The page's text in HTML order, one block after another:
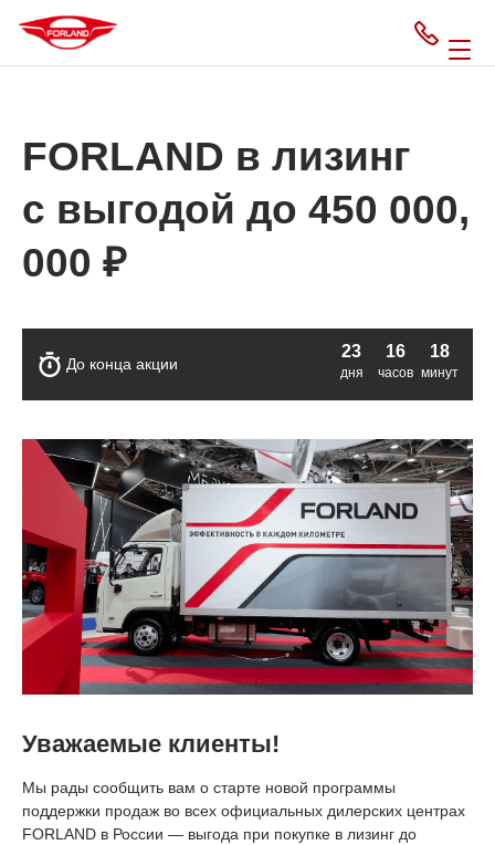
FORLAND в лизинг
с выгодой до 450 000,
000 ₽
До конца акции
23 16 18
Уважаемые клиенты!
Мы рады сообщить вам о старте новой программы
поддержки продаж во всех официальных дилерских центрах
FORLAND в России — выгода при покупке в лизинг до